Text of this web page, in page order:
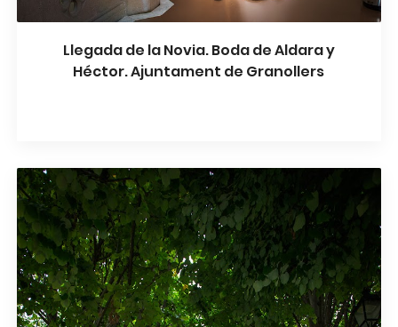
Llegada de la Novia. Boda de Aldara y
Héctor. Ajuntament de Granollers